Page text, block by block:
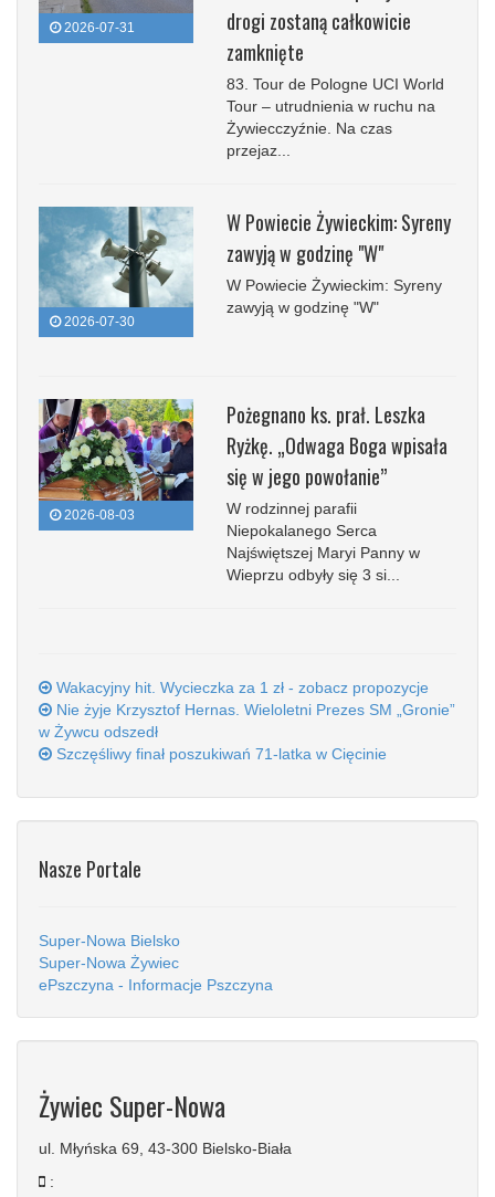
2026-07-31
drogi zostaną całkowicie
zamknięte
83. Tour de Pologne UCI World
Tour – utrudnienia w ruchu na
Żywiecczyźnie. Na czas
przejaz...
2026-07-30
W Powiecie Żywieckim: Syreny
zawyją w godzinę "W"
W Powiecie Żywieckim: Syreny
zawyją w godzinę "W"
2026-08-03
Pożegnano ks. prał. Leszka
Ryżkę. „Odwaga Boga wpisała
się w jego powołanie”
W rodzinnej parafii
Niepokalanego Serca
Najświętszej Maryi Panny w
Wieprzu odbyły się 3 si...
Wakacyjny hit. Wycieczka za 1 zł - zobacz propozycje
Nie żyje Krzysztof Hernas. Wieloletni Prezes SM „Gronie”
w Żywcu odszedł
Szczęśliwy finał poszukiwań 71-latka w Cięcinie
Nasze Portale
Super-Nowa Bielsko
Super-Nowa Żywiec
ePszczyna - Informacje Pszczyna
Żywiec Super-Nowa
ul. Młyńska 69, 43-300 Bielsko-Biała
: